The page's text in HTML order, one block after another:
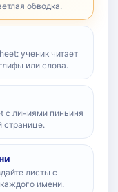
обводка.
ученик читает
или слова.
с линиями пиньиня
странице.
листы с
имени.